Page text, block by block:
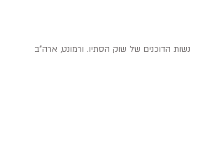
נשות הדוכנים של שוק הסתיו. ורמונט, ארה"ב